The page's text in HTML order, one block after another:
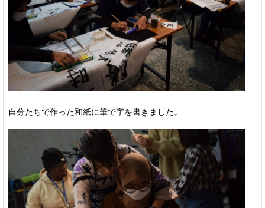
自分たちで作った和紙に筆で字を書きました。